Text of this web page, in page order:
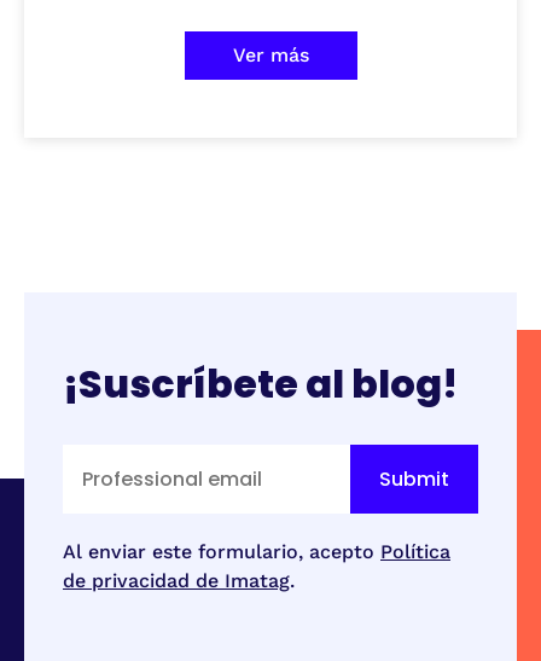
Ver más
¡Suscríbete al blog!
Al enviar este formulario, acepto Política
de privacidad de Imatag.